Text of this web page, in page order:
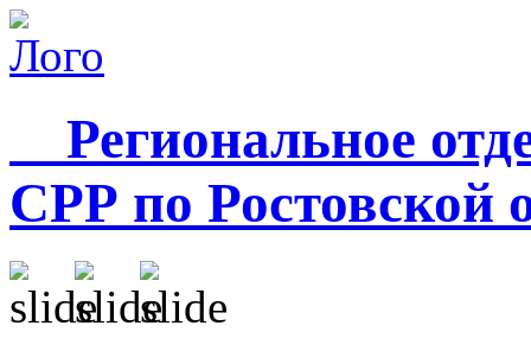
Региональное
СРР по Ростовской